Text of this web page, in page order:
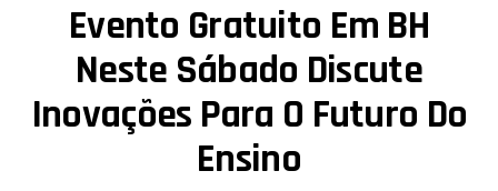
Evento Gratuito Em BH
Neste Sábado Discute
Inovações Para O Futuro Do
Ensino